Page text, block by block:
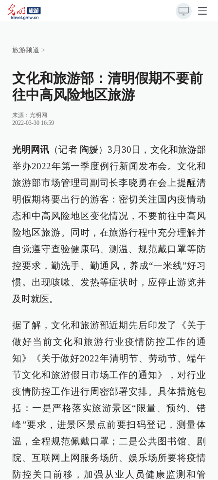
旅游频道 >
文化和旅游部：清明假期不要前
往中高风险地区旅游
来源： 光明网
2022-03-30 16:59
光明网讯 （记者 陶媛）3月30日，文化和旅游部
举办2022年第一季度例行新闻发布会。文化和
旅游部市场管理司副司长李晓勇在会上提醒清
明假期将要出行的游客：密切关注国内疫情动
态和中高风险地区变化情况，不要前往中高风
险地区旅游。同时，在旅游行程中充分理解并
自觉遵守查验健康码、测温、规范戴口罩等防
控要求，勤洗手、勤通风，养成“一米线”好习
惯。出现咳嗽、发热等症状时，应停止游览并
及时就医。
据了解，文化和旅游部近期先后印发了《关于
做好当前文化和旅游行业疫情防控工作的通
知》《关于做好2022年清明节、劳动节、端午
节文化和旅游假日市场工作的通知》，对行业
疫情防控工作进行周密部署安排。具体措施包
括：一是严格落实旅游景区“限量、预约、错
峰”要求，进景区景点前要扫码登记，测量体
温，全程规范佩戴口罩；二是公共图书馆、剧
院、互联网上网服务场所、娱乐场所要将疫情
防控关口前移，加强从业人员健康监测和管